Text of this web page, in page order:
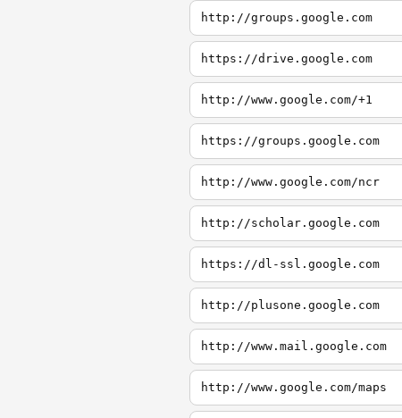
http://groups.google.com
https://drive.google.com
http://www.google.com/+1
https://groups.google.com
http://www.google.com/ncr
http://scholar.google.com
https://dl-ssl.google.com
http://plusone.google.com
http://www.mail.google.com
http://www.google.com/maps